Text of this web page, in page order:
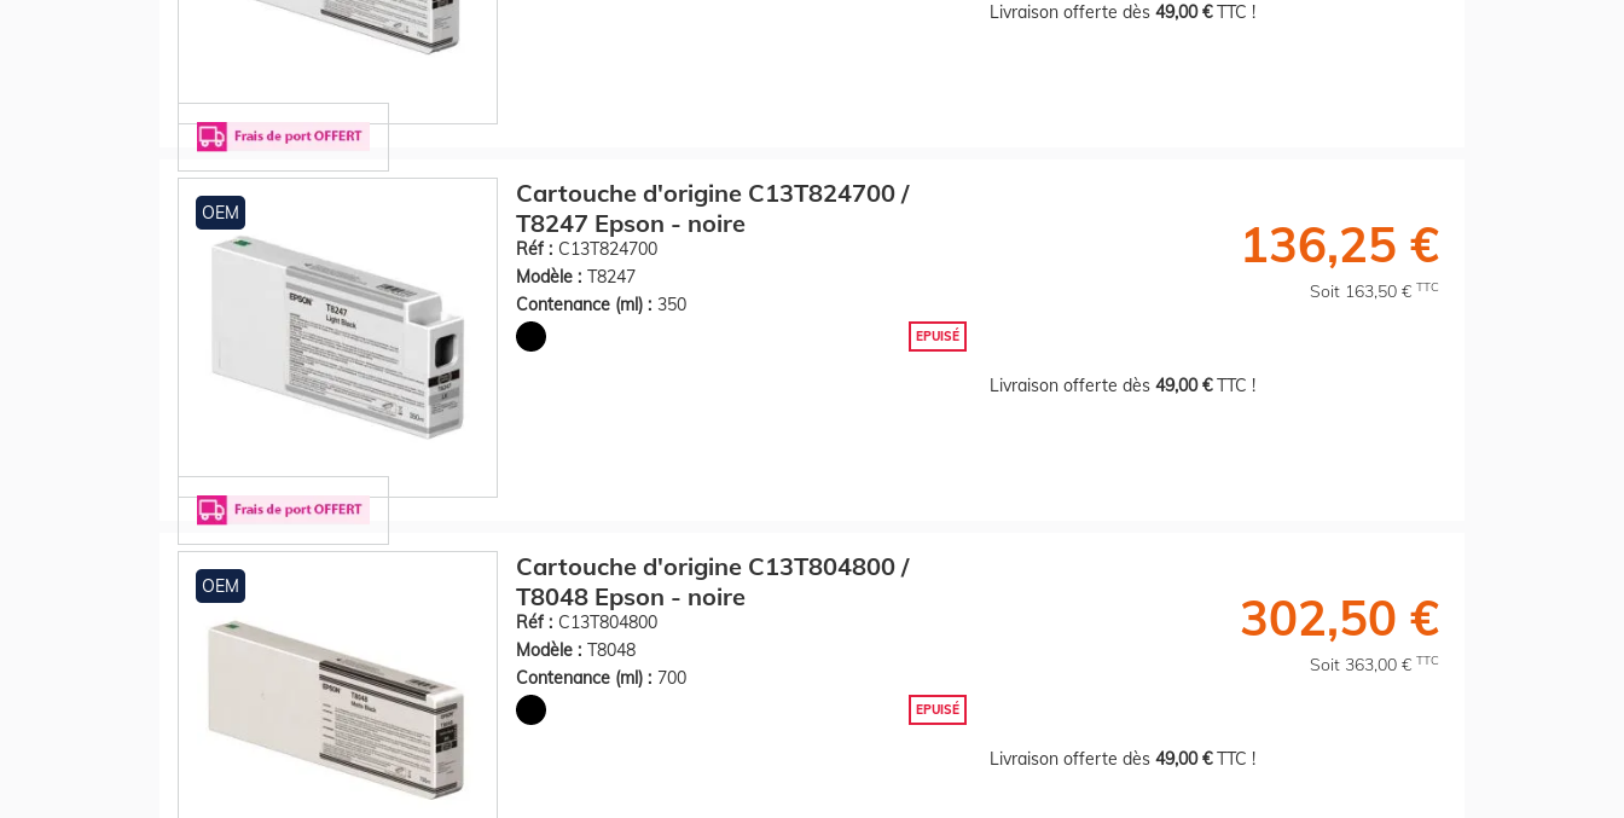
Livraison offerte dès 49,00 €TTC !
OEM
Cartouche d'origine C13T824700 /
T8247 Epson - noire
Réf : C13T824700
Modèle : T8247
Contenance (ml) : 350
EPUISÉ
136,25 €
Soit 163,50 € TTC
Livraison offerte dès 49,00 €TTC !
OEM
Cartouche d'origine C13T804800 /
T8048 Epson - noire
Réf : C13T804800
Modèle : T8048
Contenance (ml) : 700
EPUISÉ
302,50 €
Soit 363,00 € TTC
Livraison offerte dès 49,00 €TTC !